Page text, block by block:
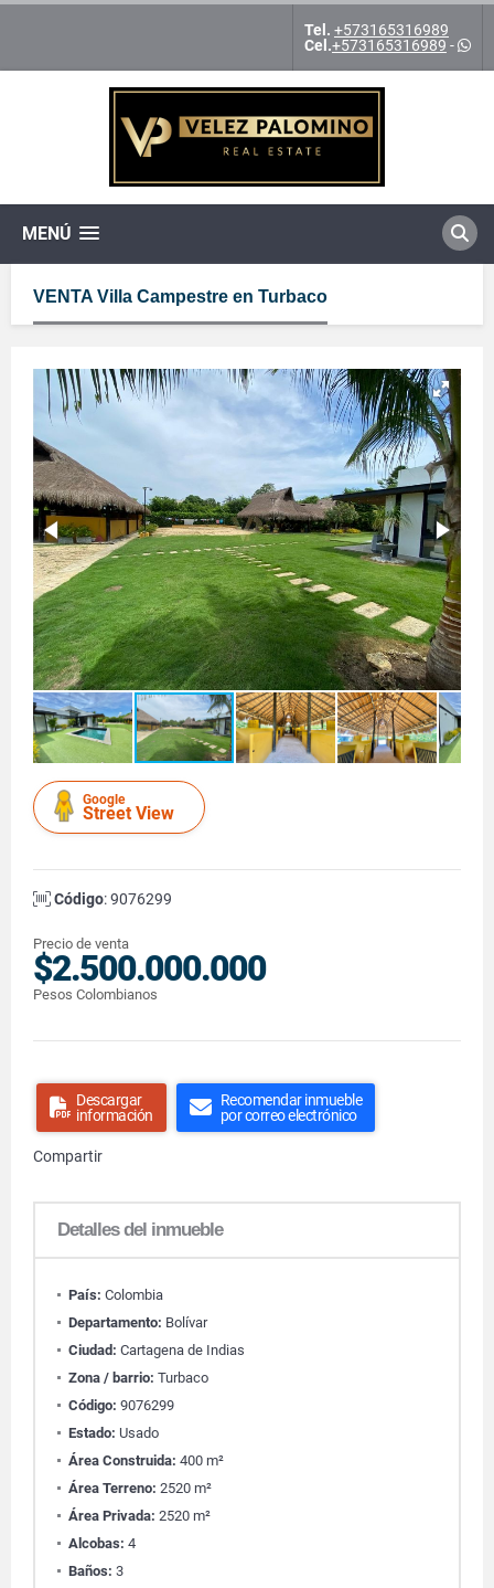
Tel. +573165316989
Cel.+573165316989 -
MENÚ
VENTA Villa Campestre en Turbaco
Google
Street View
Código: 9076299
Precio de venta
$2.500.000.000
Pesos Colombianos
Descargar
información
Recomendar inmueble
por correo electrónico
Compartir
Detalles del inmueble
País: Colombia
Departamento: Bolívar
Ciudad: Cartagena de Indias
Zona / barrio: Turbaco
Código: 9076299
Estado: Usado
Área Construida: 400 m²
Área Terreno: 2520 m²
Área Privada: 2520 m²
Alcobas: 4
Baños: 3